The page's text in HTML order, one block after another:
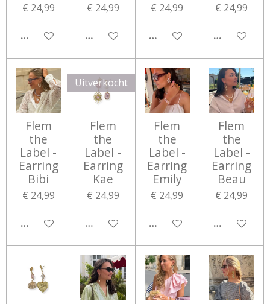
€ 24,99
IN WINKELWAGEN
€ 24,99
IN WINKELWAGEN
€ 24,99
IN WINKELWAGEN
€ 24,99
IN
Flem
the
Label -
Earring
Bibi
€ 24,99
IN WINKELWAGEN
Uitverkocht
Flem
the
Label -
Earring
Kae
€ 24,99
UITVERKOCHT
Flem
the
Label -
Earring
Emily
€ 24,99
IN WINKELWAGEN
Flem
the
Label -
Earring
Beau
€ 24,99
IN